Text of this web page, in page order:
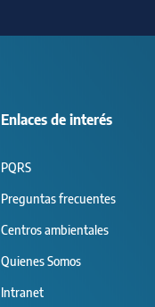
Enlaces de interés
PQRS
Preguntas frecuentes
Centros ambientales
Quienes Somos
Intranet